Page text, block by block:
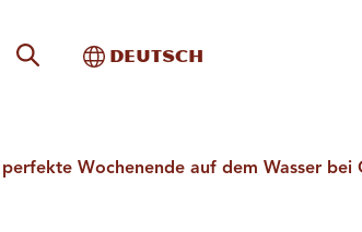
Website-Suche
Toggle International
Deutsch
Wochenende auf dem Wasser bei